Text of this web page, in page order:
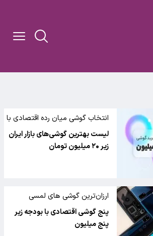
انتخاب گوشی میان رده اقتصادی با
بودجه ۲۰ میلیون
لیست بهترین گوشی‌های بازار ایران
زیر ۲۰ میلیون تومان
ارزان‌ترین گوشی های لمسی
پنج گوشی اقتصادی با بودجه زیر
پنج میلیون